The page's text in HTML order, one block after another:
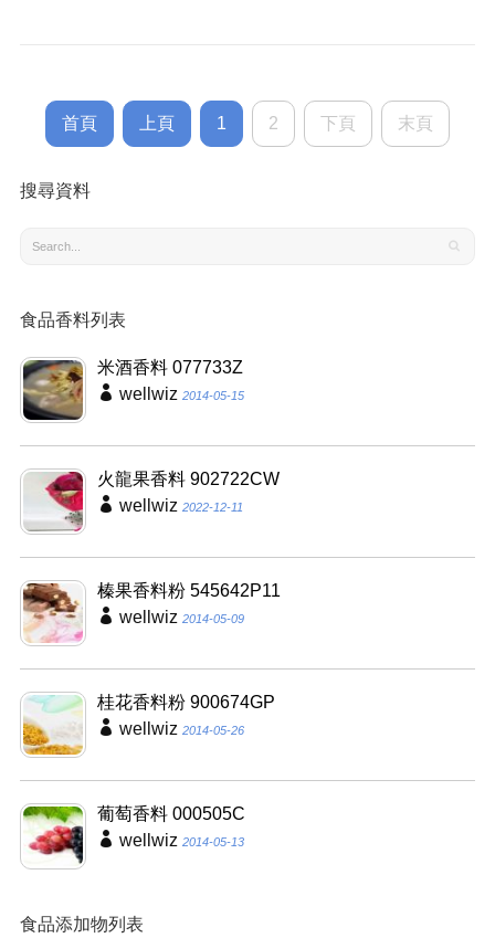
首頁 上頁 1 2 下頁 末頁
搜尋資料
食品香料列表
米酒香料 077733Z
wellwiz 2014-05-15
火龍果香料 902722CW
wellwiz 2022-12-11
榛果香料粉 545642P11
wellwiz 2014-05-09
桂花香料粉 900674GP
wellwiz 2014-05-26
葡萄香料 000505C
wellwiz 2014-05-13
食品添加物列表